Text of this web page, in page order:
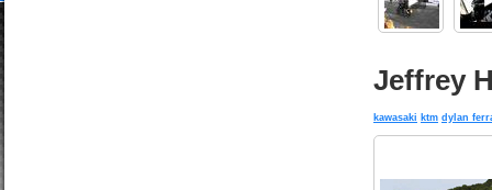
Jeffrey
kawasaki ktm dylan